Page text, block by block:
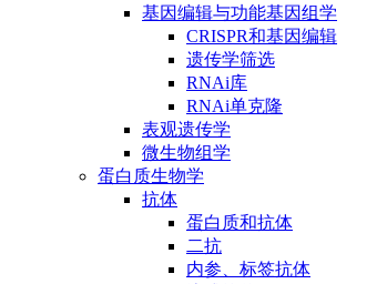
基因编辑与功能基因组学
CRISPR和基因编辑
遗传学筛选
RNAi库
RNAi单克隆
表观遗传学
微生物组学
蛋白质生物学
抗体
蛋白质和抗体
二抗
内参、标签抗体